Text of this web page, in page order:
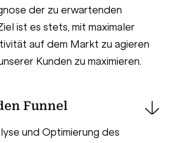
der zu erwartenden
ist es stets, mit maximaler
auf dem Markt zu agieren
Kunden zu maximieren.
Funnel
und Optimierung des